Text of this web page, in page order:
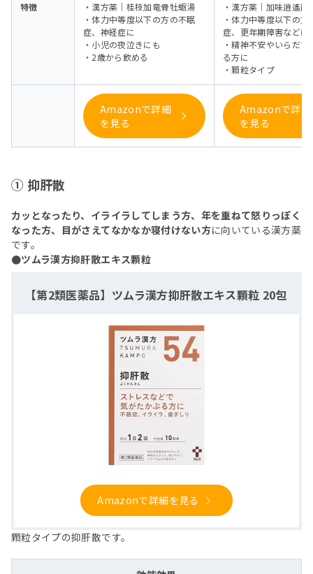
特徴
・漢方薬｜桂枝加竜骨牡蛎湯
・体力中等度以下の方の不眠
症、神経症に
・小児の夜泣きにも
・2歳から飲める
・漢方薬｜加味逍遙散
・体力中等度以下の方
症、更年期障害などに
・精神不安やいらだち
る方に
・顆粒タイプ
Amazonで詳細
を見る
Amazonで詳細
を見る
① 抑肝散
カッとなったり、イライラしてしまう方、年を重ねて怒りっぽく
なった方、目がさえてなかなか寝付けない方に向いている漢方薬
です。
●ツムラ漢方抑肝散エキス顆粒
【第2類医薬品】ツムラ漢方抑肝散エキス顆粒 20包
Amazonで詳細を見る
顆粒タイプの抑肝散です。